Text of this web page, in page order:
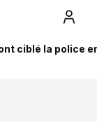
ciblé la police